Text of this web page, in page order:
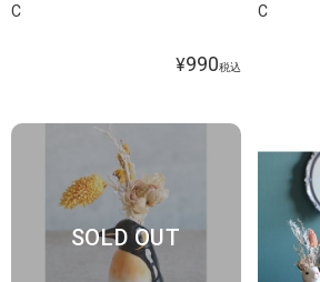
C
¥990税込
C
SOLD OUT